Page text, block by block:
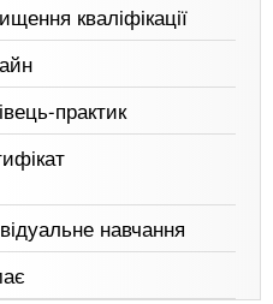
кваліфікації
практик
навчання